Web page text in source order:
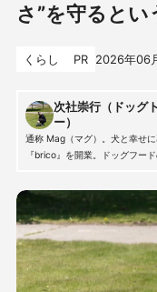
さ”を守るとい
くらし PR 2026年06
次社崇行（ドッグ
ー）
通称 Mag（マグ）。犬と幸せ
『brico』を開業。ドッグフー